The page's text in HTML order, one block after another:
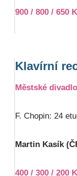
900 / 800 / 650
Klavírní
Městské divadlo
F. Chopin: 24
Martin Kasík
400 / 300 / 200